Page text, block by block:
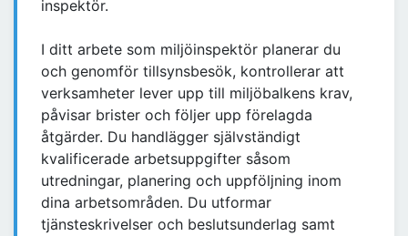
inspektör.
I ditt arbete som miljöinspektör planerar du
och genomför tillsynsbesök, kontrollerar att
verksamheter lever upp till miljöbalkens krav,
påvisar brister och följer upp förelagda
åtgärder. Du handlägger självständigt
kvalificerade arbetsuppgifter såsom
utredningar, planering och uppföljning inom
dina arbetsområden. Du utformar
tjänsteskrivelser och beslutsunderlag samt